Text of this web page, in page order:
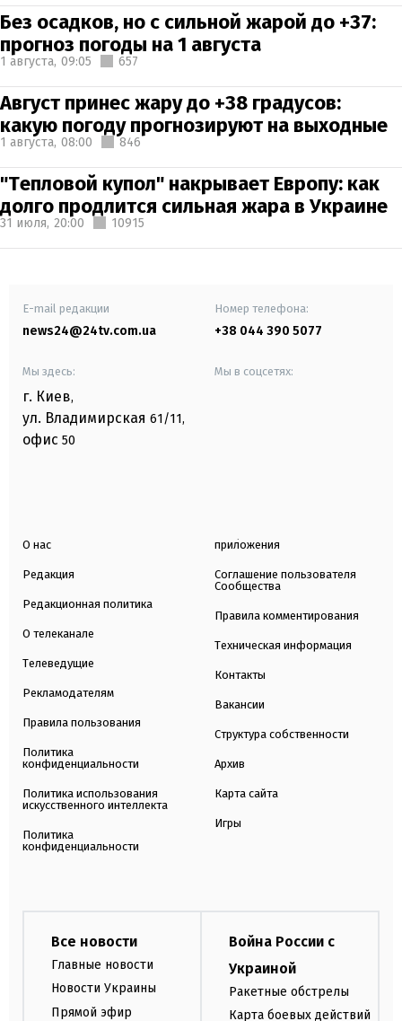
Без осадков, но с сильной жарой до +37:
прогноз погоды на 1 августа
1 августа, 09:05 657
Август принес жару до +38 градусов:
какую погоду прогнозируют на выходные
1 августа, 08:00 846
"Тепловой купол" накрывает Европу: как
долго продлится сильная жара в Украине
31 июля, 20:00 10915
E-mail редакции
news24@24tv.com.ua
Номер телефона:
+38 044 390 5077
Мы здесь:
г. Киев,
ул. Владимирская 61/11,
офис 50
Мы в соцсетях:
О нас
Редакция
Редакционная политика
О телеканале
Телеведущие
Рекламодателям
Правила пользования
Политика
конфиденциальности
Политика использования
искусственного интеллекта
Политика
конфиденциальности
приложения
Соглашение пользователя
Сообщества
Правила комментирования
Техническая информация
Контакты
Вакансии
Структура собственности
Архив
Карта сайта
Игры
Все новости
Главные новости
Новости Украины
Прямой эфир
Война России с
Украиной
Ракетные обстрелы
Карта боевых действий